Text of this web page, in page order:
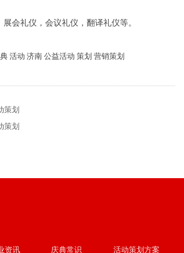
展会礼仪，会议礼仪，翻译礼仪等。
活动 济南 公益活动 策划 营销策划
策划
策划
资讯 庆典常识 活动策划方案